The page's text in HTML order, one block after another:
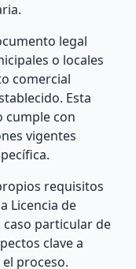
legal
o locales
comercial
Esta
cumple con
vigentes
requisitos
Licencia de
particular de
clave a
proceso.